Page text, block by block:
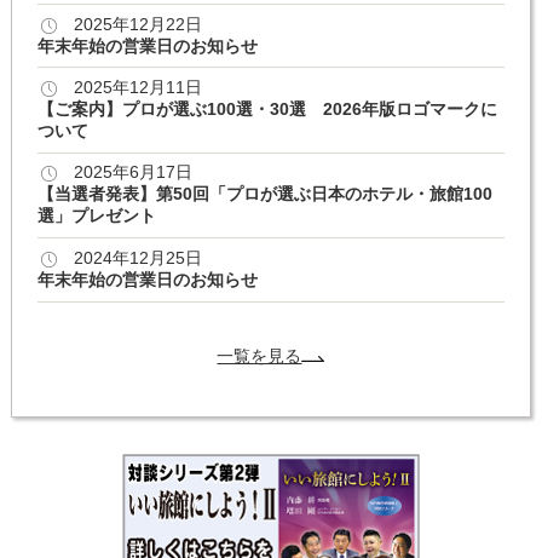
2025年12月22日
年末年始の営業日のお知らせ
2025年12月11日
【ご案内】プロが選ぶ100選・30選 2026年版ロゴマークに
ついて
2025年6月17日
【当選者発表】第50回「プロが選ぶ日本のホテル・旅館100
選」プレゼント
2024年12月25日
年末年始の営業日のお知らせ
一覧を見る